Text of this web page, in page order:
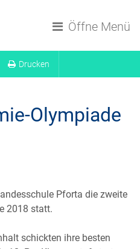
Öffne Menü
Drucken
Olympiade
Pforta die zweite
2018 statt.
schickten ihre besten